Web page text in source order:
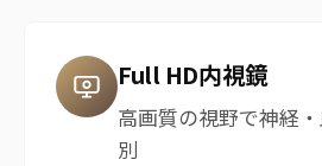
Full HD内視鏡
高画質の視野で神経
別